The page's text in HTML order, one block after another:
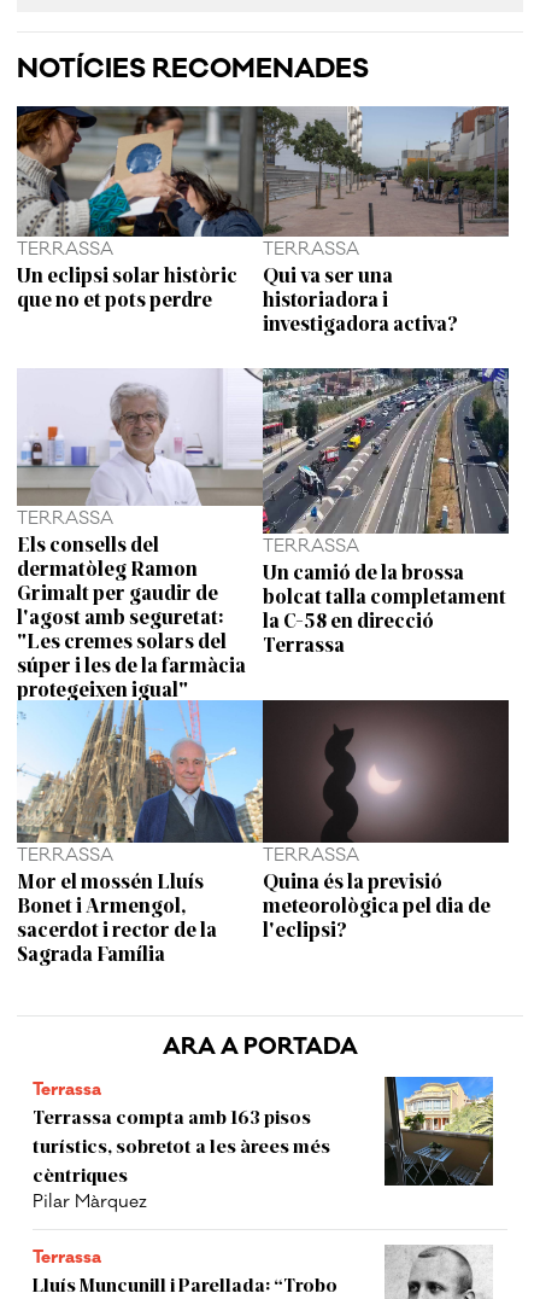
ARA A PORTADA
Terrassa
Terrassa compta amb 163 pisos
turístics, sobretot a les àrees més
cèntriques
Pilar Màrquez
Terrassa
Lluís Muncunill i Parellada: “Trobo
NOTÍCIES RECOMENADES
TERRASSA
Un eclipsi solar històric
que no et pots perdre
TERRASSA
Qui va ser una
historiadora i
investigadora activa?
TERRASSA
Els consells del
dermatòleg Ramon
Grimalt per gaudir de
l'agost amb seguretat:
"Les cremes solars del
súper i les de la farmàcia
protegeixen igual"
TERRASSA
Un camió de la brossa
bolcat talla completament
la C-58 en direcció
Terrassa
TERRASSA
Mor el mossén Lluís
Bonet i Armengol,
sacerdot i rector de la
Sagrada Família
TERRASSA
Quina és la previsió
meteorològica pel dia de
l'eclipsi?